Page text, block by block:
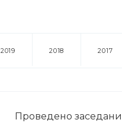
2019 2018 2017
Проведено